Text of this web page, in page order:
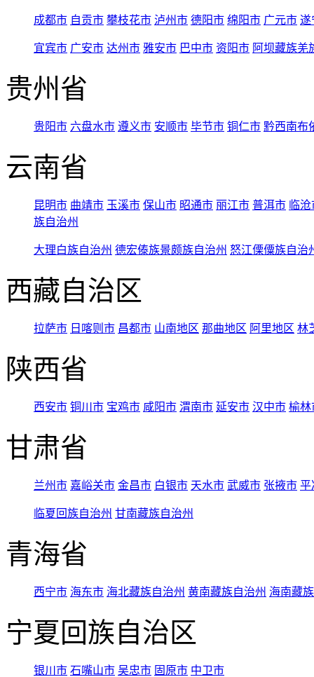
成都市 自贡市 攀枝花市 泸州市 德阳市 绵阳市 广元市 遂
宜宾市 广安市 达州市 雅安市 巴中市 资阳市 阿坝藏族羌
贵州省
贵阳市 六盘水市 遵义市 安顺市 毕节市 铜仁市 黔西南布
云南省
昆明市 曲靖市 玉溪市 保山市 昭通市 丽江市 普洱市 临
族自治州
大理白族自治州 德宏傣族景颇族自治州 怒江傈僳族自治
西藏自治区
拉萨市 日喀则市 昌都市 山南地区 那曲地区 阿里地区 林
陕西省
西安市 铜川市 宝鸡市 咸阳市 渭南市 延安市 汉中市 榆林
甘肃省
兰州市 嘉峪关市 金昌市 白银市 天水市 武威市 张掖市 平
临夏回族自治州 甘南藏族自治州
青海省
西宁市 海东市 海北藏族自治州 黄南藏族自治州 海南藏
宁夏回族自治区
银川市 石嘴山市 吴忠市 固原市 中卫市